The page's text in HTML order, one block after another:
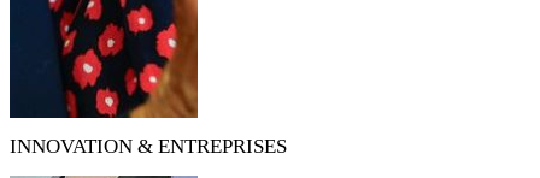
INNOVATION & ENTREPRISES